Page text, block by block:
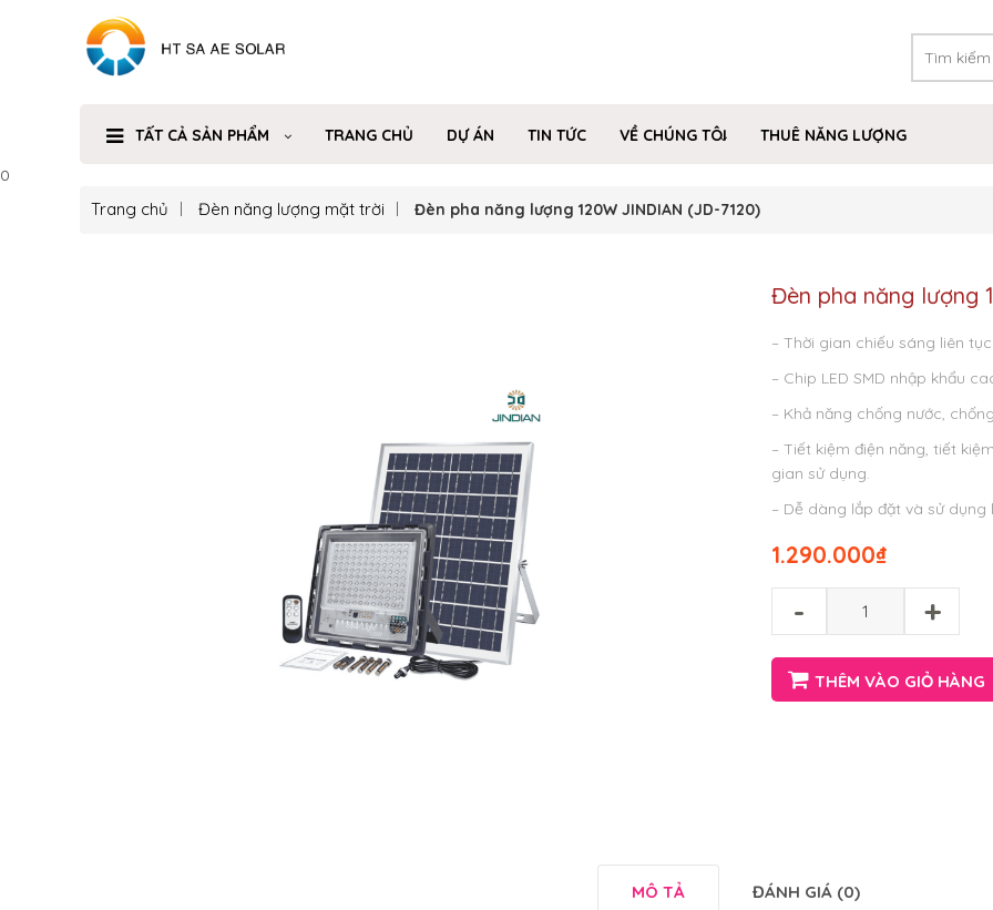
TẤT CẢ SẢN PHẨM TRANG CHỦ DỰ ÁN TIN TỨC VỀ CHÚNG TÔI
THUÊ NĂNG LƯỢNG
0
Trang chủ Đèn năng lượng mặt trời Đèn pha năng lượng 120W JINDIAN (JD-7120)
Đèn pha năng lượng
– Thời gian chiếu sáng liên
– Chip LED SMD nhập khẩu
– Khả năng chống nước,
– Tiết kiệm điện năng, tiết
gian sử dụng.
– Dễ dàng lắp đặt và sử dụng
₫
1.290.000
- +
THÊM VÀO GIỎ HÀNG
MÔ TẢ ĐÁNH GIÁ (0)